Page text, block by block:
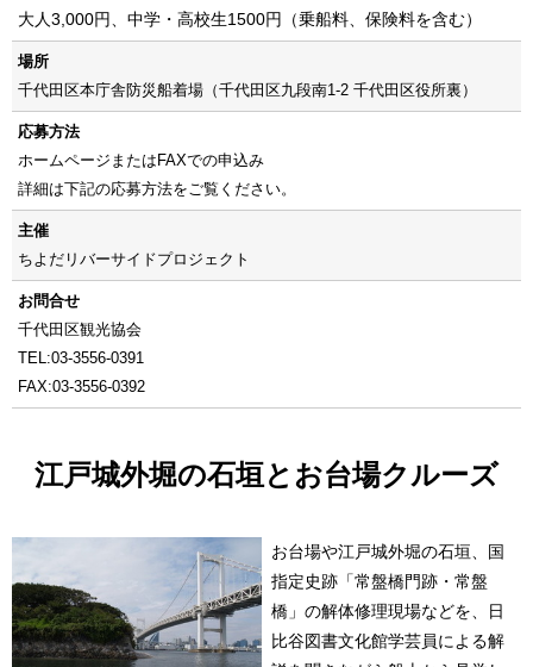
大人3,000円、中学・高校生1500円（乗船料、保険料を含む）
場所
千代田区本庁舎防災船着場（千代田区九段南1-2 千代田区役所裏）
応募方法
ホームページまたはFAXでの申込み
詳細は下記の応募方法をご覧ください。
主催
ちよだリバーサイドプロジェクト
お問合せ
千代田区観光協会
TEL:03-3556-0391
FAX:03-3556-0392
江戸城外堀の石垣とお台場クルーズ
お台場や江戸城外堀の石垣、国
指定史跡「常盤橋門跡・常盤
橋」の解体修理現場などを、日
比谷図書文化館学芸員による解